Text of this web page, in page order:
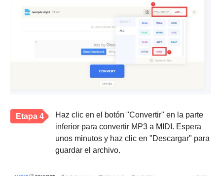
Etapa 4
Haz clic en el botón "Convertir" en la parte
inferior para convertir MP3 a MIDI. Espera
unos minutos y haz clic en "Descargar" para
guardar el archivo.